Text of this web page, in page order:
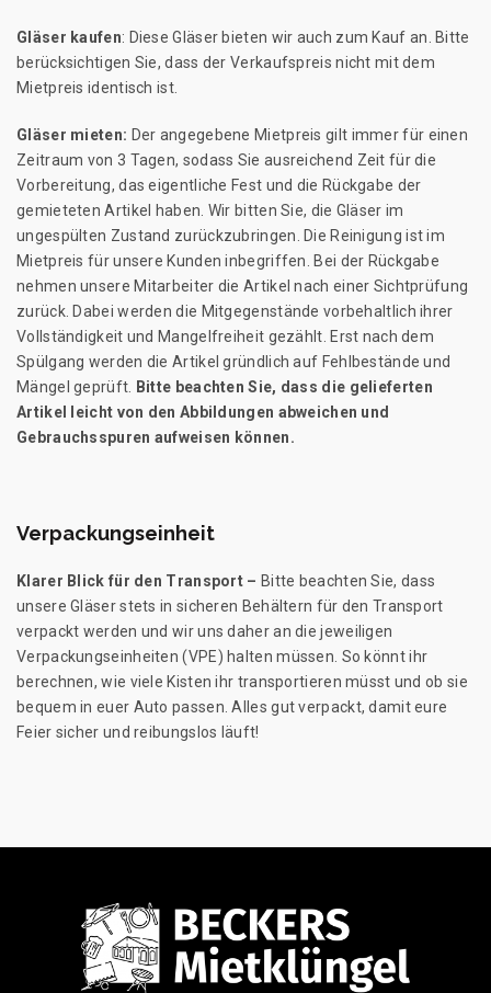
Gläser kaufen: Diese Gläser bieten wir auch zum Kauf an. Bitte
berücksichtigen Sie, dass der Verkaufspreis nicht mit dem
Mietpreis identisch ist.
Gläser mieten: Der angegebene Mietpreis gilt immer für einen
Zeitraum von 3 Tagen, sodass Sie ausreichend Zeit für die
Vorbereitung, das eigentliche Fest und die Rückgabe der
gemieteten Artikel haben. Wir bitten Sie, die Gläser im
ungespülten Zustand zurückzubringen. Die Reinigung ist im
Mietpreis für unsere Kunden inbegriffen. Bei der Rückgabe
nehmen unsere Mitarbeiter die Artikel nach einer Sichtprüfung
zurück. Dabei werden die Mitgegenstände vorbehaltlich ihrer
Vollständigkeit und Mangelfreiheit gezählt. Erst nach dem
Spülgang werden die Artikel gründlich auf Fehlbestände und
Mängel geprüft.
Bitte beachten Sie, dass die gelieferten
Artikel leicht von den Abbildungen abweichen und
Gebrauchsspuren aufweisen können.
Verpackungseinheit
Klarer Blick für den Transport – Bitte beachten Sie, dass
unsere Gläser stets in sicheren Behältern für den Transport
verpackt werden und wir uns daher an die jeweiligen
Verpackungseinheiten (VPE) halten müssen. So könnt ihr
berechnen, wie viele Kisten ihr transportieren müsst und ob sie
bequem in euer Auto passen. Alles gut verpackt, damit eure
Feier sicher und reibungslos läuft!